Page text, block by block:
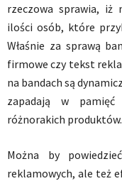
rzeczowa sprawia, iż
ilości osób, które
Właśnie za sprawą
firmowe czy tekst
na bandach są
zapadają w
różnorakich produktów.
Można by
reklamowych, ale też